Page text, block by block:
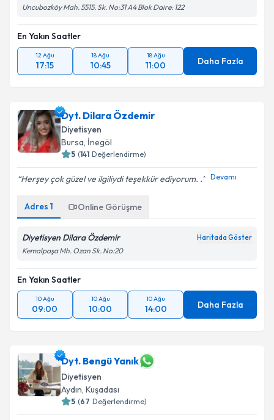
Uncubozköy Mah. 5515. Sk. No:31 A4 Blok Daire: 122
En Yakın Saatler
12 Ağu
17:15
18 Ağu
10:45
18 Ağu
11:00 Daha Fazla
Dyt. Dilara Özdemir
Diyetisyen
Bursa, İnegöl
5 (141 Değerlendirme)
Herşey çok güzel ve ilgiliydi teşekkür ediyorum. . Devamı
Adres 1 Online Görüşme
Diyetisyen Dilara Özdemir Haritada Göster
Kemalpaşa Mh. Ozan Sk. No:20
En Yakın Saatler
10 Ağu
09:00
10 Ağu
10:00
10 Ağu
14:00 Daha Fazla
Dyt. Bengü Yanık
Diyetisyen
Aydın, Kuşadası
5 (67 Değerlendirme)